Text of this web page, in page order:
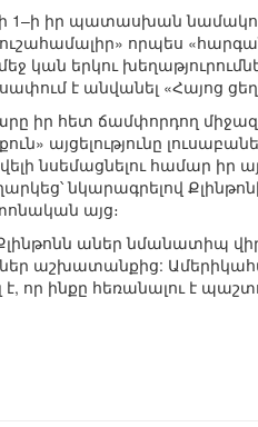
1–ի իր պատասխան
որպես
կան երկու
է անվանել «Հայոց
իր հետ ճամփորդող
այցելությունը
նսեմացնելու համար
նկարագրելով
այց։
աներ նմանատիպ
աշխատանքից:
է, որ ինքը հեռանալու է